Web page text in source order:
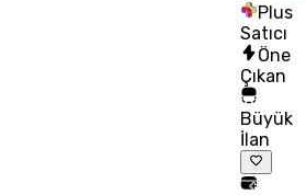
Plus
Satıcı
Öne
Çıkan
Büyük
İlan